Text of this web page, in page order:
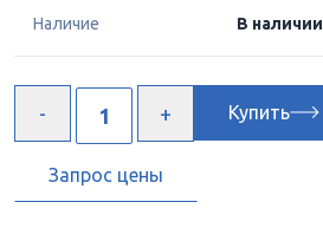
Наличие В наличии
Купить
Запрос цены